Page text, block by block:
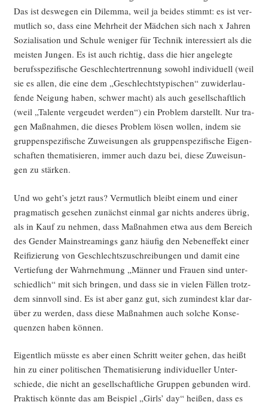
Das ist des­we­gen ein Dilem­ma, weil ja bei­des stimmt: es ist ver­
mut­lich so, dass eine Mehr­heit der Mäd­chen sich nach x Jah­ren
Sozia­li­sa­ti­on und Schu­le weni­ger für Tech­nik inter­es­siert als die
meis­ten Jun­gen. Es ist auch rich­tig, dass die hier ange­leg­te
berufs­spe­zi­fi­sche Geschlech­ter­tren­nung sowohl indi­vi­du­ell (weil
sie es allen, die eine dem „Geschlechts­ty­pi­schen“ zuwi­der­lau­
fen­de Nei­gung haben, schwer macht) als auch gesell­schaft­lich
(weil „Talen­te ver­geu­det wer­den“) ein Pro­blem dar­stellt. Nur tra­
gen Maß­nah­men, die die­ses Pro­blem lösen wol­len, indem sie
grup­pen­spe­zi­fi­sche Zuwei­sun­gen als grup­pen­spe­zi­fi­sche Eigen­
schaf­ten the­ma­ti­sie­ren, immer auch dazu bei, die­se Zuwei­sun­
gen zu stärken.
Und wo geht’s jetzt raus? Ver­mut­lich bleibt einem und einer
prag­ma­tisch gese­hen zunächst ein­mal gar nichts ande­res übrig,
als in Kauf zu neh­men, dass Maß­nah­men etwa aus dem Bereich
des Gen­der Main­strea­mings ganz häu­fig den Neben­ef­fekt einer
Rei­fi­zie­rung von Geschlechts­zu­schrei­bun­gen und damit eine
Ver­tie­fung der Wahr­neh­mung „Män­ner und Frau­en sind unter­
schied­lich“ mit sich brin­gen, und dass sie in vie­len Fäl­len trotz­
dem sinn­voll sind. Es ist aber ganz gut, sich zumin­dest klar dar­
über zu wer­den, dass die­se Maß­nah­men auch sol­che Kon­se­
quen­zen haben können.
Eigent­lich müss­te es aber einen Schritt wei­ter gehen, das heißt
hin zu einer poli­ti­schen The­ma­ti­sie­rung indi­vi­du­el­ler Unter­
schie­de, die nicht an gesell­schaft­li­che Grup­pen gebun­den wird.
Prak­tisch könn­te das am Bei­spiel „Girls’ day“ hei­ßen, dass es